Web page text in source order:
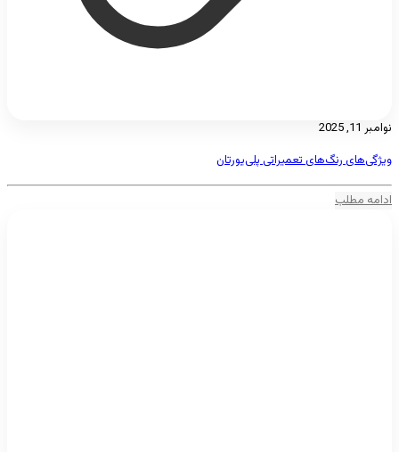
نوامبر 11, 2025
ویژگی‌های رنگ‌های تعمیراتی پلی‌یورتان
ادامه مطلب